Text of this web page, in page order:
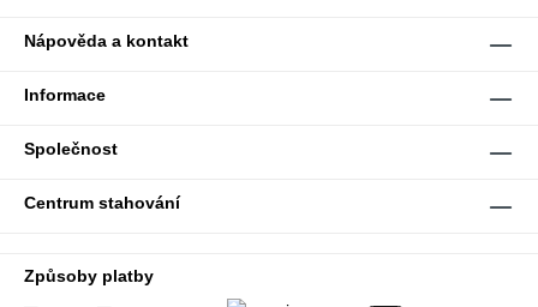
Nápověda a kontakt
Informace
Společnost
Centrum stahování
Způsoby platby